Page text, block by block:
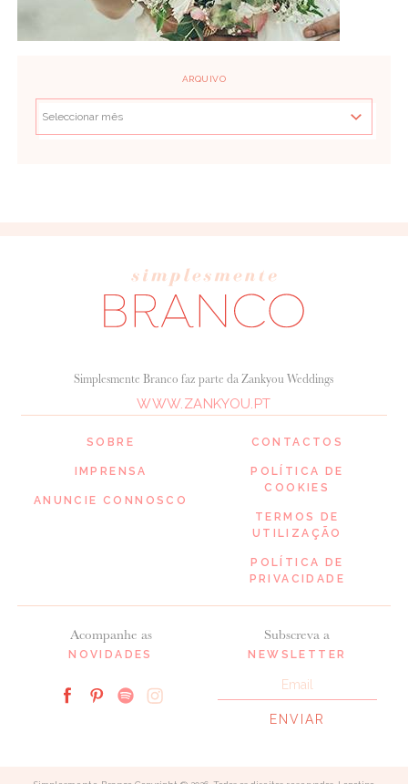
ARQUIVO
SOBRE
IMPRENSA
ANUNCIE CONNOSCO
Acompanhe as
NOVIDADES
Simplesmente Branco faz parte da Zankyou Weddings
WWW.ZANKYOU.PT
Subscreva a
NEWSLETTER
CONTACTOS
POLÍTICA DE
COOKIES
TERMOS DE
UTILIZAÇÃO
POLÍTICA DE
PRIVACIDADE